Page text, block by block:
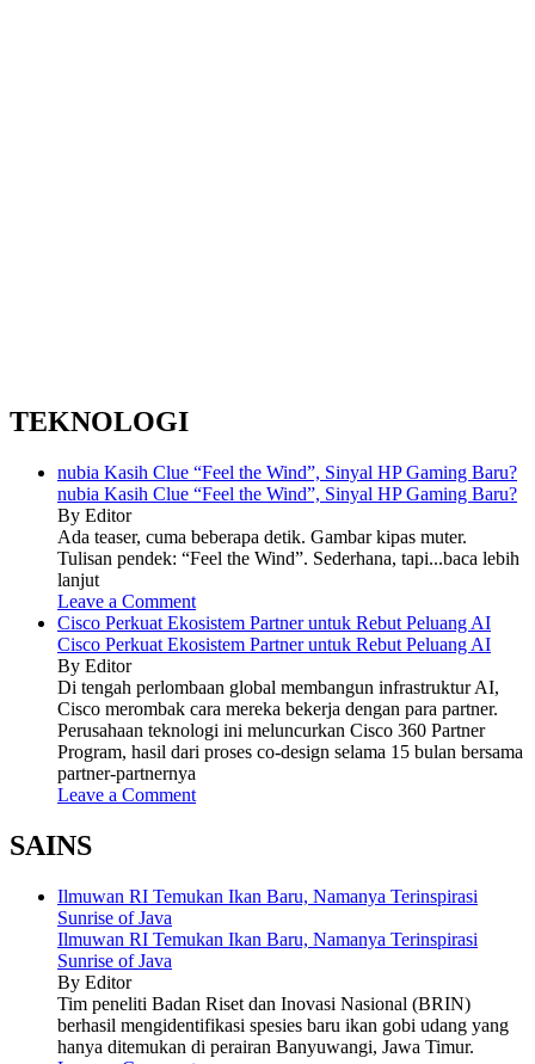
TEKNOLOGI
nubia Kasih Clue “Feel the Wind”, Sinyal HP Gaming Baru?
nubia Kasih Clue “Feel the Wind”, Sinyal HP Gaming Baru?
By Editor
Ada teaser, cuma beberapa detik. Gambar kipas muter.
Tulisan pendek: “Feel the Wind”. Sederhana, tapi...baca lebih
lanjut
Leave a Comment
Cisco Perkuat Ekosistem Partner untuk Rebut Peluang AI
Cisco Perkuat Ekosistem Partner untuk Rebut Peluang AI
By Editor
Di tengah perlombaan global membangun infrastruktur AI,
Cisco merombak cara mereka bekerja dengan para partner.
Perusahaan teknologi ini meluncurkan Cisco 360 Partner
Program, hasil dari proses co-design selama 15 bulan bersama
partner-partnernya
Leave a Comment
SAINS
Ilmuwan RI Temukan Ikan Baru, Namanya Terinspirasi
Sunrise of Java
Ilmuwan RI Temukan Ikan Baru, Namanya Terinspirasi
Sunrise of Java
By Editor
Tim peneliti Badan Riset dan Inovasi Nasional (BRIN)
berhasil mengidentifikasi spesies baru ikan gobi udang yang
hanya ditemukan di perairan Banyuwangi, Jawa Timur.